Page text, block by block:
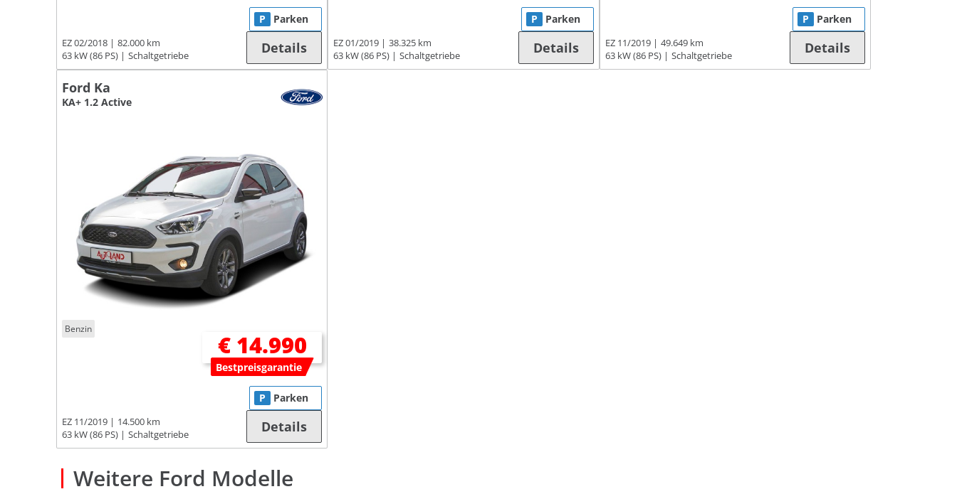
EZ 02/2018
82.000 km
63 kW (86 PS)
Schaltgetriebe
P Parken
Details EZ 01/2019
38.325 km
63 kW (86 PS)
Schaltgetriebe
P Parken
Details EZ 11/2019
49.649 km
63 kW (86 PS)
Schaltgetriebe
P Parken
Details
Ford Ka
KA+ 1.2 Active
Benzin
€ 14.990
Bestpreisgarantie
EZ 11/2019
14.500 km
63 kW (86 PS)
Schaltgetriebe
P Parken
Details
Weitere Ford Modelle